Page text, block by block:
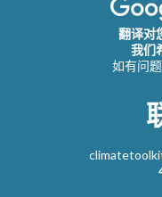
翻译对
我们
如有问